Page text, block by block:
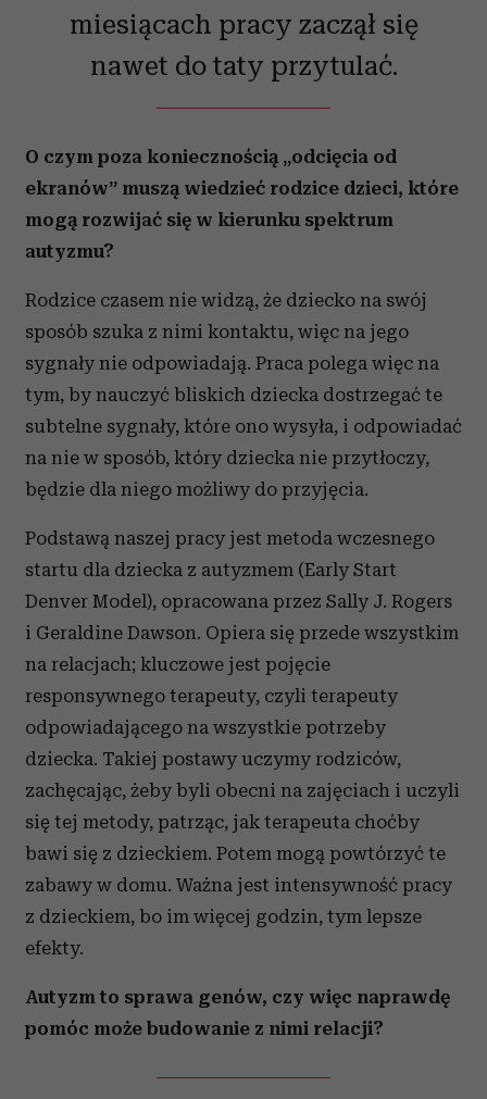
miesiącach pracy zaczął się
nawet do taty przytulać.
O czym poza koniecznością „odcięcia od
ekranów” muszą wiedzieć rodzice dzieci, które
mogą rozwijać się w kierunku spektrum
autyzmu?
Rodzice czasem nie widzą, że dziecko na swój
sposób szuka z nimi kontaktu, więc na jego
sygnały nie odpowiadają. Praca polega więc na
tym, by nauczyć bliskich dziecka dostrzegać te
subtelne sygnały, które ono wysyła, i odpowiadać
na nie w sposób, który dziecka nie przytłoczy,
będzie dla niego możliwy do przyjęcia.
Podstawą naszej pracy jest metoda wczesnego
startu dla dziecka z autyzmem (Early Start
Denver Model), opracowana przez Sally J. Rogers
i Geraldine Dawson. Opiera się przede wszystkim
na relacjach; kluczowe jest pojęcie
responsywnego terapeuty, czyli terapeuty
odpowiadającego na wszystkie potrzeby
dziecka. Takiej postawy uczymy rodziców,
zachęcając, żeby byli obecni na zajęciach i uczyli
się tej metody, patrząc, jak terapeuta choćby
bawi się z dzieckiem. Potem mogą powtórzyć te
zabawy w domu. Ważna jest intensywność pracy
z dzieckiem, bo im więcej godzin, tym lepsze
efekty.
Autyzm to sprawa genów, czy więc naprawdę
pomóc może budowanie z nimi relacji?